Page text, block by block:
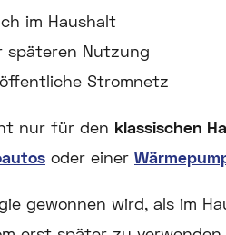
im Haushalt
späteren Nutzung
Stromnetz
nur für den klassischen
oder einer
gewonnen wird, als im